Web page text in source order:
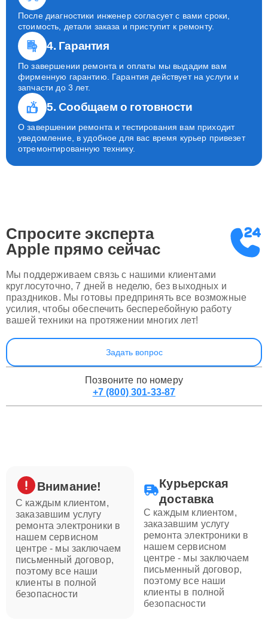
После диагностики инженер согласует с вами сроки,
стоимость, детали заказа и приступит к ремонту.
4. Гарантия
По завершении ремонта и оплаты мы выдадим вам
фирменную гарантию. Гарантия действует на услуги и
запчасти до 3 лет.
5. Сообщаем о готовности
О завершении ремонта и тестирования вам приходит
уведомление, в удобное для вас время курьер привезет
отремонтированную технику.
Спросите эксперта
Apple прямо сейчас
Мы поддерживаем связь с нашими клиентами
круглосуточно, 7 дней в неделю, без выходных и
праздников. Мы готовы предпринять все возможные
усилия, чтобы обеспечить бесперебойную работу
вашей техники на протяжении многих лет!
Задать вопрос
Позвоните по номеру
+7 (800) 301-33-87
Внимание!
С каждым клиентом,
заказавшим услугу
ремонта электроники в
нашем сервисном
центре - мы заключаем
письменный договор,
поэтому все наши
клиенты в полной
безопасности
Курьерская
доставка
С каждым клиентом,
заказавшим услугу
ремонта электроники в
нашем сервисном
центре - мы заключаем
письменный договор,
поэтому все наши
клиенты в полной
безопасности